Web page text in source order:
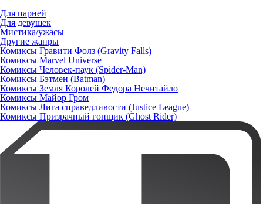
Для парней
Для девушек
Мистика/ужасы
Другие жанры
Комиксы Гравити Фолз (Gravity Falls)
Комиксы Marvel Universe
Комиксы Человек-паук (Spider-Man)
Комиксы Бэтмен (Batman)
Комиксы Земля Королей Федора Нечитайло
Комиксы Майор Гром
Комиксы Лига справедливости (Justice League)
Комиксы Призрачный гонщик (Ghost Rider)